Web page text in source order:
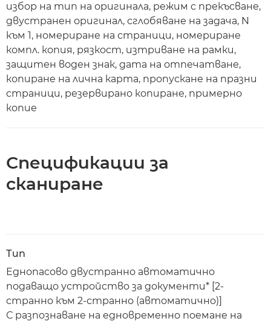
избор на тип на оригинала, режим с прекъсване,
двустранен оригинал, сглобяване на задача, N
към 1, номериране на страници, номериране
компл. копия, рязкост, изтриване на рамки,
защитен воден знак, дата на отпечатване,
копиране на лична карта, пропускане на празни
страници, резервирано копиране, примерно
копие
Спецификации за
сканиране
Тип
Еднопасово двустранно автоматично
подаващо устройство за документи* [2-
странно към 2-странно (автоматично)]
С разпознаване на едновременно поемане на